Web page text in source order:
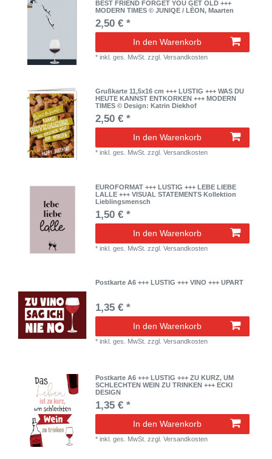
BEST FRIEND FORGET YOU GET OLD +++
MODERN TIMES © JUNIQE / LÈON, Maarten
2,50 € *
In den Warenkorb
*inkl. ges. MwSt. zzgl.Versandkosten
Grußkarte 11,5x16 cm +++ LUSTIG +++ WAS DU
HEUTE KANNST ENTKORKEN +++ MODERN
TIMES © Design: Katrin Diekhof
2,50 € *
In den Warenkorb
*inkl. ges. MwSt. zzgl.Versandkosten
EUROFORMAT +++ LUSTIG +++ LEBE LIEBE
LALLE +++ VISUAL STATEMENTS Kollektion
Lieblingsmensch
1,50 € *
In den Warenkorb
*inkl. ges. MwSt. zzgl.Versandkosten
Postkarte A6 +++ LUSTIG +++ VINO +++ UPART
1,35 € *
In den Warenkorb
*inkl. ges. MwSt. zzgl.Versandkosten
Postkarte A6 +++ LUSTIG +++ ZU KURZ, UM
SCHLECHTEN WEIN ZU TRINKEN +++ ECKI
DESIGN
1,35 € *
In den Warenkorb
*inkl. ges. MwSt. zzgl.Versandkosten